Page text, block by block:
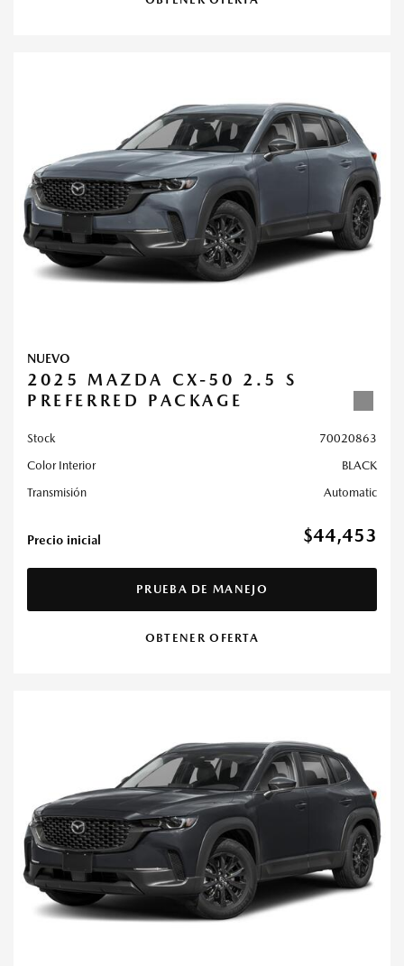
NUEVO
2025 MAZDA CX-50 2.5 S
PREFERRED PACKAGE
Stock
70020863
Color Interior
BLACK
Transmisión
Automatic
Precio inicial $44,453
PRUEBA DE MANEJO
OBTENER OFERTA